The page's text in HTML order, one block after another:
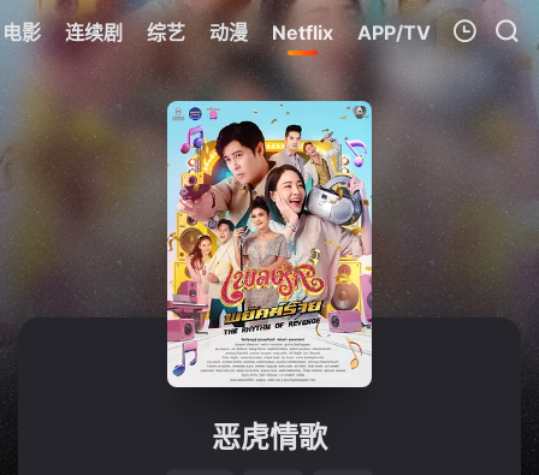
电影 连续剧 综艺 动漫 Netflix APP/TV
我的观影记录
暂无观看影片的记录
恶虎情歌